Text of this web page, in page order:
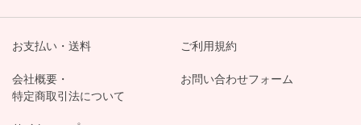
お支払い・送料 ご利用規約
会社概要・
特定商取引法について
お問い合わせフォーム